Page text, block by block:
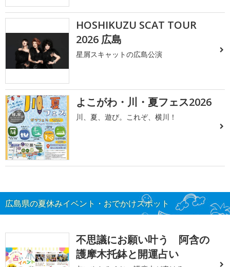
HOSHIKUZU SCAT TOUR
2026 広島
星屑スキャットの広島公演
よこがわ・川・夏フェス2026
川、夏、遊び。これぞ、横川！
広島県の夏休みイベント・おでかけスポット
不思議にお願い叶う 阿含の
護摩木托鉢と開運占い